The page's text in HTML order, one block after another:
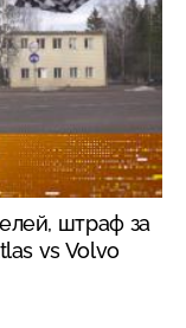
штраф за
vs Volvo